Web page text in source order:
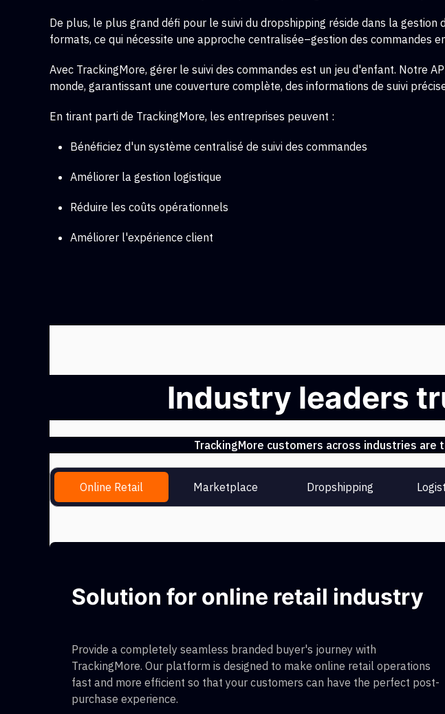
De plus, le plus grand défi pour le suivi du dropshipping réside dans la gestion
formats, ce qui nécessite une approche centralisée–gestion des commandes
Avec TrackingMore, gérer le suivi des commandes est un jeu d'enfant. Notre
monde, garantissant une couverture complète, des informations de suivi
En tirant parti de TrackingMore, les entreprises peuvent :
Bénéficiez d'un système centralisé de suivi des commandes
Améliorer la gestion logistique
Réduire les coûts opérationnels
Améliorer l'expérience client
Industry leaders
TrackingMore customers across industries
Online Retail Marketplace Dropshipping
Solution for online retail industry
Provide a completely seamless branded buyer's journey with
TrackingMore. Our platform is designed to make online retail operations
fast and more efficient so that your customers can have the perfect post-
purchase experience.